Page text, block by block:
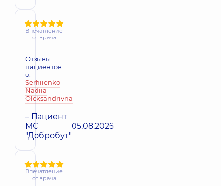
Впечатление
от врача
Отзывы
пациентов
о:
Serhiienko
Nadiia
Oleksandrivna
– Пациент
МС
"Добробут"
05.08.2026
Впечатление
от врача